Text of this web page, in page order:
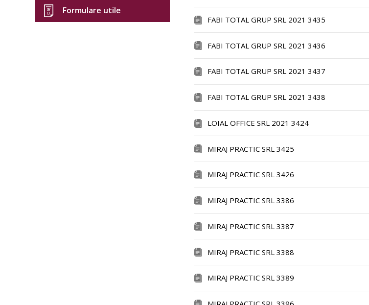
FABI TOTAL GRUP SRL 2021 3435
FABI TOTAL GRUP SRL 2021 3436
FABI TOTAL GRUP SRL 2021 3437
FABI TOTAL GRUP SRL 2021 3438
LOIAL OFFICE SRL 2021 3424
MIRAJ PRACTIC SRL 3425
MIRAJ PRACTIC SRL 3426
MIRAJ PRACTIC SRL 3386
MIRAJ PRACTIC SRL 3387
MIRAJ PRACTIC SRL 3388
MIRAJ PRACTIC SRL 3389
Formulare utile